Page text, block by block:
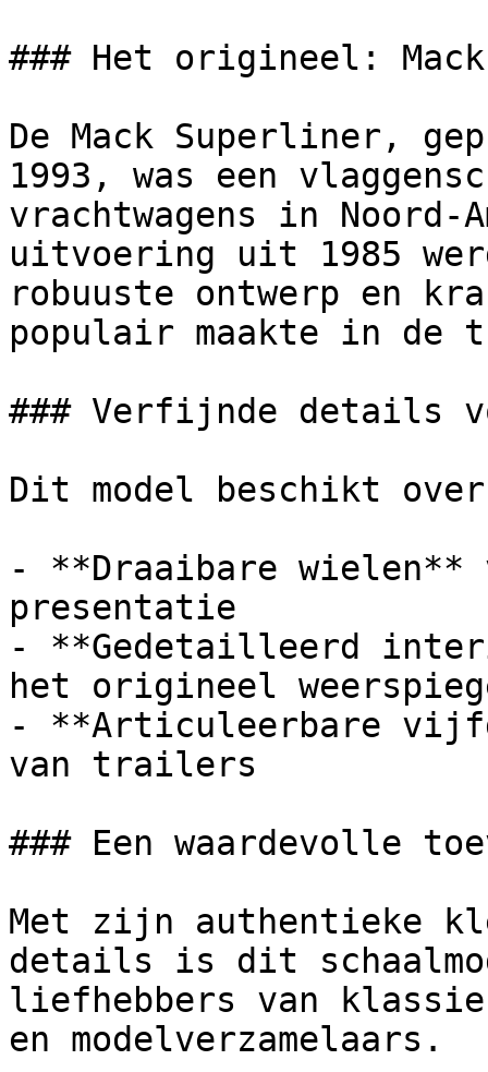
### Het origineel: Mack
De Mack Superliner,
1993, was een
vrachtwagens in Noord-
uitvoering uit 1985
robuuste ontwerp en
populair maakte in de
### Verfijnde details
Dit model beschikt
- **Draaibare
presentatie
- **Gedetailleerd
het origineel
- **Articuleerbare
van trailers
### Een waardevolle
Met zijn authentieke
details is dit
liefhebbers van
en modelverzamelaars.